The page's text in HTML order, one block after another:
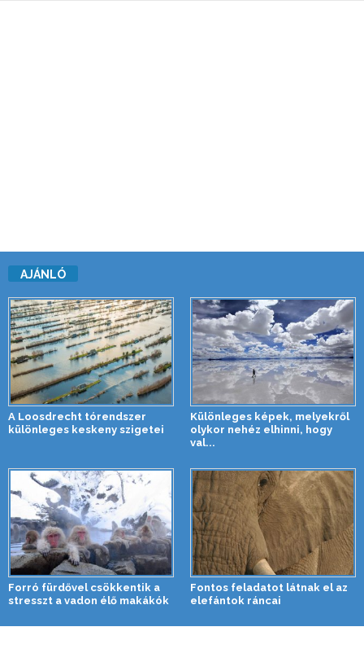
AJÁNLÓ
A Loosdrecht tórendszer
különleges keskeny szigetei
Különleges képek, melyekről
olykor nehéz elhinni, hogy
val...
Forró fürdővel csökkentik a
stresszt a vadon élő makákók
Fontos feladatot látnak el az
elefántok ráncai